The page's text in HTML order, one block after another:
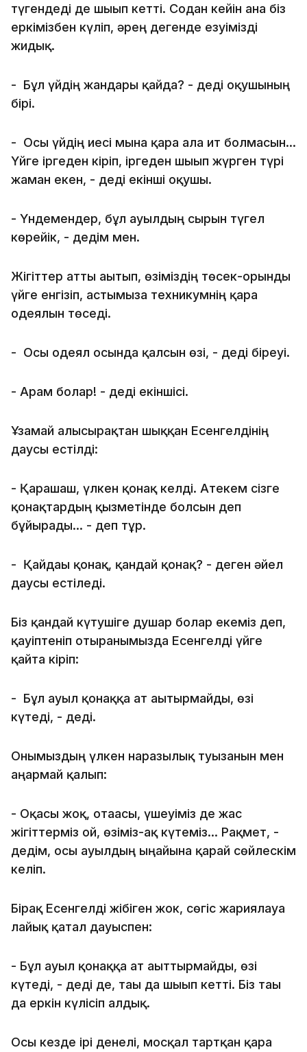
түгендеді де шығып кетті. Содан кейін ғана біз
еркімізбен күліп, әрең дегенде езуімізді
жидық.
- Бұл үйдің жандары қайда? - деді оқушының
бірі.
- Осы үйдің иесі мына қара ала ит болмасын...
Үйге іргеден кіріп, іргеден шығып жүрген түрі
жаман екен, - деді екінші оқушы.
- Үндемендер, бұл ауылдың сырын түгел
көрейік, - дедім мен.
Жігіттер атты ағытып, өзіміздің төсек-орынды
үйге енгізіп, астымызға техникумнің қара
одеялын төседі.
- Осы одеял осында қалсын өзі, - деді біреуі.
- Арам болар! - деді екіншісі.
Ұзамай алысырақтан шыққан Есенгелдінің
даусы естілді:
- Қарашаш, үлкен қонақ келді. Атекем сізге
қонақтардың қызметінде болсын деп
бұйырады... - деп тұр.
- Қайдағы қонақ, қандай қонақ? - деген әйел
даусы естіледі.
Біз қандай күтушіге душар болар екеміз деп,
қауіптеніп отырғанымызда Есенгелді үйге
қайта кіріп:
- Бұл ауыл қонаққа ат ағытырмайды, өзі
күтеді, - деді.
Онымыздың үлкен наразылық туғызғанын мен
аңғармай қалып:
- Оқасы жоқ, отағасы, үшеуіміз де жас
жігіттерміз ғой, өзіміз-ақ күтеміз... Рақмет, -
дедім, осы ауылдың ыңғайына қарай сөйлескім
келіп.
Бірақ Есенгелді жібіген жок, сөгіс жариялауға
лайық қатал дауыспен:
- Бұл ауыл қонаққа ат ағыттырмайды, өзі
күтеді, - деді де, тағы да шығып кетті. Біз тағы
да еркін күлісіп алдық.
Осы кезде ірі денелі, мосқал тартқан қара